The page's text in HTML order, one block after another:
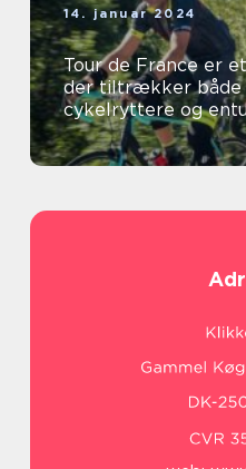
14. januar 2024
Tour de France er
der tiltrækker både
cykelryttere og
verden